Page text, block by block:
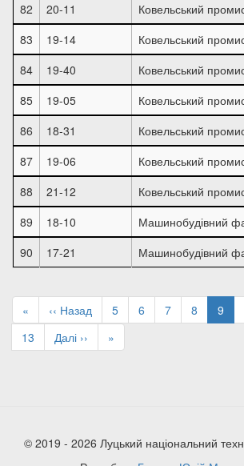
82
20-11
Ковельський
83
19-14
Ковельський
84
19-40
Ковельський
85
19-05
Ковельський
86
18-31
Ковельський
87
19-06
Ковельський
88
21-12
Ковельський
89
18-10
Машинобудівний
90
17-21 Машинобудівний
Розбивка
на
сторінки
Перша
сторінка
«
Попередня
сторінка
‹‹ Назад Page
5 Page
6 Page
7 Page
8 9
Page
13
Наступна
сторінка
Далі ››
Остання
сторінка
»
© 2019 - 2026 Луцький національний